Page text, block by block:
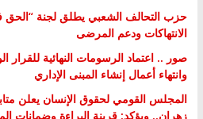
حزب التحالف الشعبي يطلق لجنة “الحق
الانتهاكات ودعم المرضى
صور .. اعتماد الرسومات النهائية للقرار
وانتهاء أعمال إنشاء المبنى الإداري
المجلس القومي لحقوق الإنسان يعلن
زهران.. ويؤكد: قرينة البراءة وضمانات